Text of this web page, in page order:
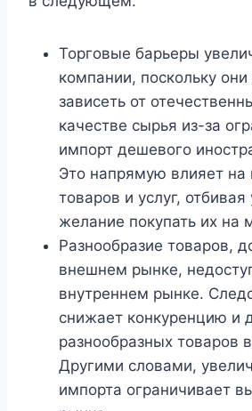
Торговые барьеры
компании, поскольку
зависеть от
качестве сырья из-за
импорт дешевого
Это напрямую влияет на
товаров и услуг, отбивая
желание покупать их на
Разнообразие товаров,
внешнем рынке,
внутреннем рынке.
снижает конкуренцию и
разнообразных товаров
Другими словами,
импорта ограничивает